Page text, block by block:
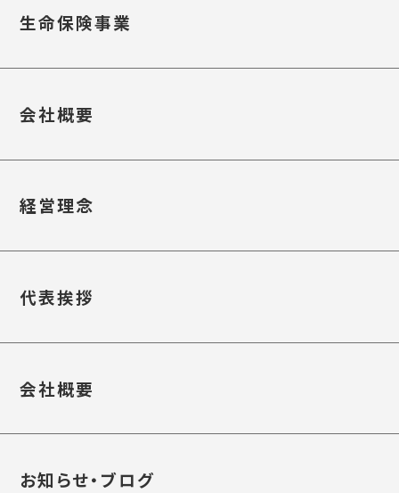
生命保険事業
会社概要
経営理念
代表挨拶
会社概要
お知らせ・ブログ